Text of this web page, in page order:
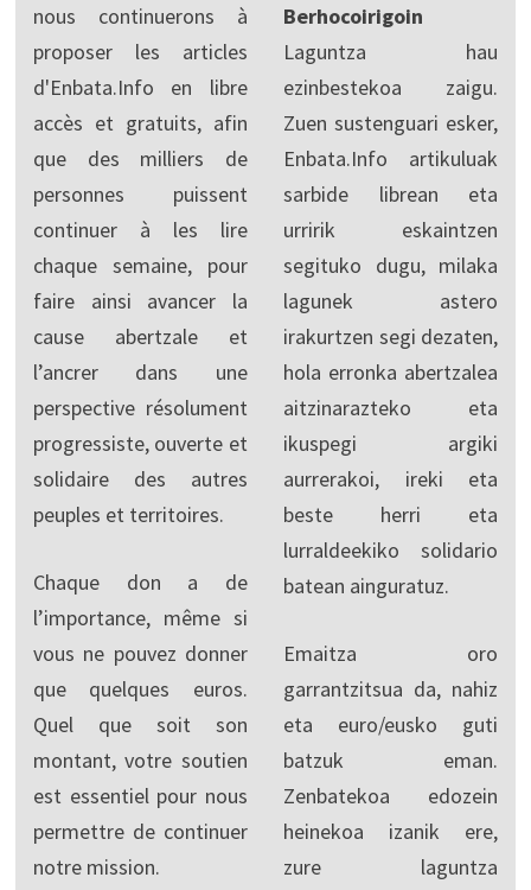
nous continuerons à
proposer les articles
d'Enbata.Info en libre
accès et gratuits, afin
que des milliers de
personnes puissent
continuer à les lire
chaque semaine, pour
faire ainsi avancer la
cause abertzale et
l’ancrer dans une
perspective résolument
progressiste, ouverte et
solidaire des autres
peuples et territoires.
Chaque don a de
l’importance, même si
vous ne pouvez donner
que quelques euros.
Quel que soit son
montant, votre soutien
est essentiel pour nous
permettre de continuer
notre mission.
Berhocoirigoin
Laguntza hau
ezinbestekoa zaigu.
Zuen sustenguari esker,
Enbata.Info artikuluak
sarbide librean eta
urririk eskaintzen
segituko dugu, milaka
lagunek astero
irakurtzen segi dezaten,
hola erronka abertzalea
aitzinarazteko eta
ikuspegi argiki
aurrerakoi, ireki eta
beste herri eta
lurraldeekiko solidario
batean ainguratuz.
Emaitza oro
garrantzitsua da, nahiz
eta euro/eusko guti
batzuk eman.
Zenbatekoa edozein
heinekoa izanik ere,
zure laguntza